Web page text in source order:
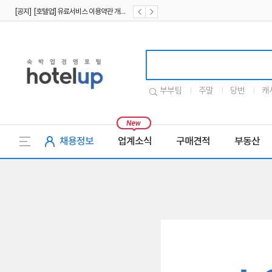
[공지] [호텔업] 유료서비스 이용약관 개정본2 (19.09.02)
부부팀 주말 당번 캐
채용정보 업계소식 구매견적 부동산